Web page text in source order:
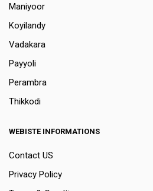
Maniyoor
Koyilandy
Vadakara
Payyoli
Perambra
Thikkodi
WEBISTE INFORMATIONS
Contact US
Privacy Policy